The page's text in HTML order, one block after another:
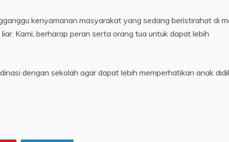
kenyamanan masyarakat yang sedang beristirahat di
Kami, berharap peran serta orang tua untuk dapat lebih
dengan sekolah agar dapat lebih memperhatikan anak